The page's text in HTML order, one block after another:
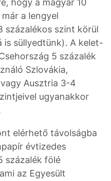
hogy a magyar 10
a lengyel
százalékos szint körül
is süllyedtünk). A kelet-
5 százalék
Szlovákia,
Ausztria 3-4
ugyanakkor
elérhető távolságba
évtizedes
százalék fölé
az Egyesült